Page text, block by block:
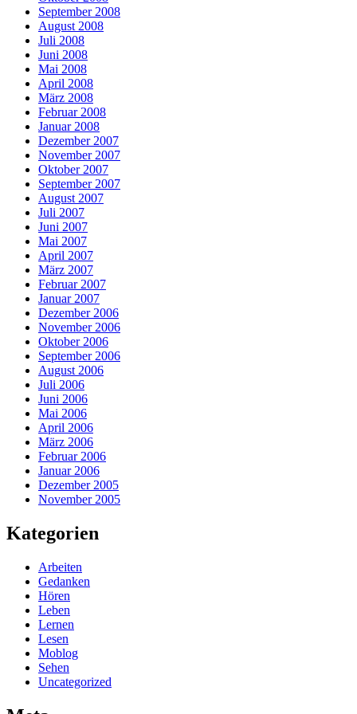
September 2008
August 2008
Juli 2008
Juni 2008
Mai 2008
April 2008
März 2008
Februar 2008
Januar 2008
Dezember 2007
November 2007
Oktober 2007
September 2007
August 2007
Juli 2007
Juni 2007
Mai 2007
April 2007
März 2007
Februar 2007
Januar 2007
Dezember 2006
November 2006
Oktober 2006
September 2006
August 2006
Juli 2006
Juni 2006
Mai 2006
April 2006
März 2006
Februar 2006
Januar 2006
Dezember 2005
November 2005
Kategorien
Arbeiten
Gedanken
Hören
Leben
Lernen
Lesen
Moblog
Sehen
Uncategorized